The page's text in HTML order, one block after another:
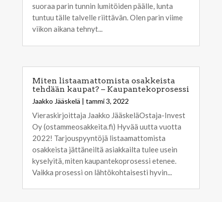
suoraa parin tunnin lumitöiden päälle, lunta
tuntuu tälle talvelle riittävän. Olen parin viime
viikon aikana tehnyt...
Miten listaamattomista osakkeista
tehdään kaupat? – Kaupantekoprosessi
Jaakko Jääskelä | tammi 3, 2022
Vieraskirjoittaja Jaakko JääskeläOstaja-Invest
Oy (ostammeosakkeita.fi) Hyvää uutta vuotta
2022! Tarjouspyyntöjä listaamattomista
osakkeista jättäneiltä asiakkailta tulee usein
kyselyitä, miten kaupantekoprosessi etenee.
Vaikka prosessi on lähtökohtaisesti hyvin...